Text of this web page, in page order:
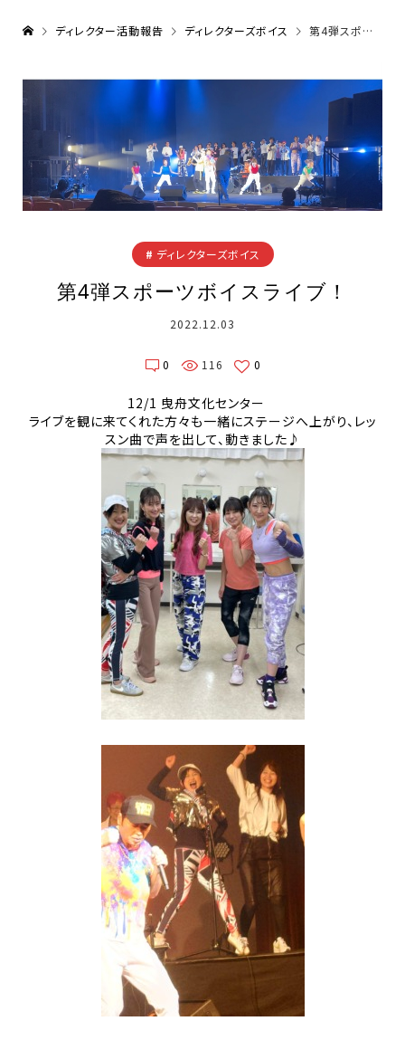
ディレクター活動報告 ディレクターズボイス 第4弾スポーツボイスライブ！
ディレクターズボイス
第4弾スポーツボイスライブ！
2022.12.03
0 116 0
12/1 曳舟文化センター
ライブを観に来てくれた方々も一緒にステージへ上がり、レッ
スン曲で声を出して、動きました♪